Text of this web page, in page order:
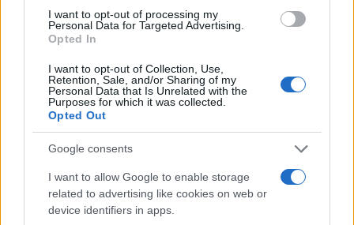
I want to opt-out of processing my
Personal Data for Targeted Advertising.
Opted In
I want to opt-out of Collection, Use,
Retention, Sale, and/or Sharing of my
Personal Data that Is Unrelated with the
Purposes for which it was collected.
Opted Out
Google consents
I want to allow Google to enable storage
related to advertising like cookies on web or
device identifiers in apps.